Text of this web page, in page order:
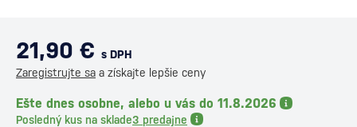
21,90 € s DPH
Zaregistrujte sa a získajte lepšie ceny
Ešte dnes osobne, alebo u vás do 11.8.2026
Posledný kus na sklade3 predajne